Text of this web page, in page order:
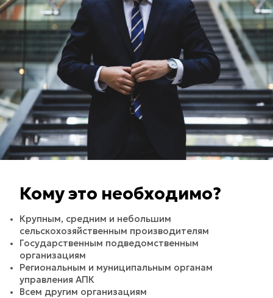
Кому это необходимо?
Крупным, средним и небольшим
сельскохозяйственным производителям
Государственным подведомственным
организациям
Региональным и муниципальным органам
управления АПК
Всем другим организациям